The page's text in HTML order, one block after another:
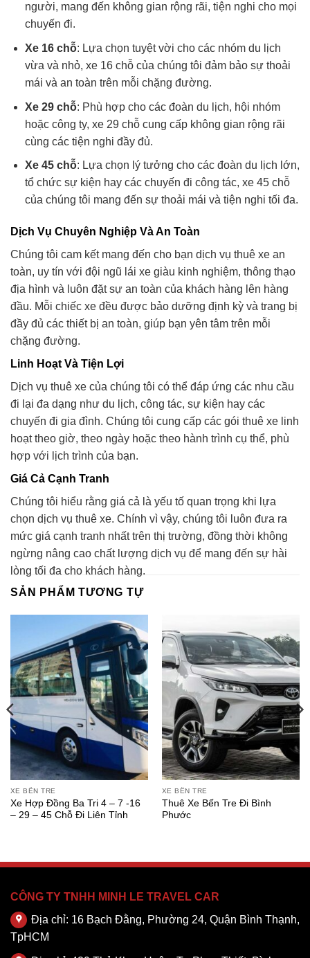
người, mang đến không gian rộng rãi, tiện nghi cho mọi
chuyến đi.
Xe 16 chỗ: Lựa chọn tuyệt vời cho các nhóm du lịch
vừa và nhỏ, xe 16 chỗ của chúng tôi đảm bảo sự thoải
mái và an toàn trên mỗi chặng đường.
Xe 29 chỗ: Phù hợp cho các đoàn du lịch, hội nhóm
hoặc công ty, xe 29 chỗ cung cấp không gian rộng rãi
cùng các tiện nghi đầy đủ.
Xe 45 chỗ: Lựa chọn lý tưởng cho các đoàn du lịch lớn,
tổ chức sự kiện hay các chuyến đi công tác, xe 45 chỗ
của chúng tôi mang đến sự thoải mái và tiện nghi tối đa.
Dịch Vụ Chuyên Nghiệp Và An Toàn
Chúng tôi cam kết mang đến cho bạn dịch vụ thuê xe an
toàn, uy tín với đội ngũ lái xe giàu kinh nghiệm, thông thạo
địa hình và luôn đặt sự an toàn của khách hàng lên hàng
đầu. Mỗi chiếc xe đều được bảo dưỡng định kỳ và trang bị
đầy đủ các thiết bị an toàn, giúp bạn yên tâm trên mỗi
chặng đường.
Linh Hoạt Và Tiện Lợi
Dịch vụ thuê xe của chúng tôi có thể đáp ứng các nhu cầu
đi lại đa dạng như du lịch, công tác, sự kiện hay các
chuyến đi gia đình. Chúng tôi cung cấp các gói thuê xe linh
hoạt theo giờ, theo ngày hoặc theo hành trình cụ thể, phù
hợp với lịch trình của bạn.
Giá Cả Cạnh Tranh
Chúng tôi hiểu rằng giá cả là yếu tố quan trọng khi lựa
chọn dịch vụ thuê xe. Chính vì vậy, chúng tôi luôn đưa ra
mức giá cạnh tranh nhất trên thị trường, đồng thời không
ngừng nâng cao chất lượng dịch vụ để mang đến sự hài
lòng tối đa cho khách hàng.
SẢN PHẨM TƯƠNG TỰ
XE BẾN TRE
Xe Hợp Đồng Ba Tri 4 – 7 -16
– 29 – 45 Chỗ Đi Liên Tỉnh
XE BẾN TRE
Thuê Xe Bến Tre Đi Bình
Phước
CÔNG TY TNHH MINH LE TRAVEL CAR
Địa chỉ: 16 Bạch Đằng, Phường 24, Quận Bình Thạnh,
TpHCM